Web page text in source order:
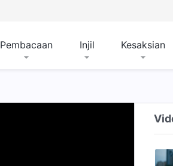
Pembacaan Injil Kesaksian